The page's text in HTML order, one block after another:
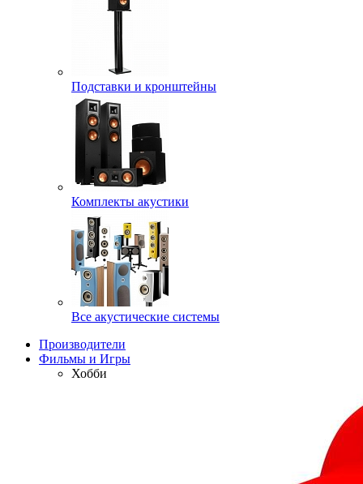
Подставки и кронштейны
Комплекты акустики
Все акустические системы
Производители
Фильмы и Игры
Хобби